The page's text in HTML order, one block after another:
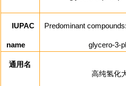
IUPAC
name
Predominant
glycero-3-
通用名
高纯氢化